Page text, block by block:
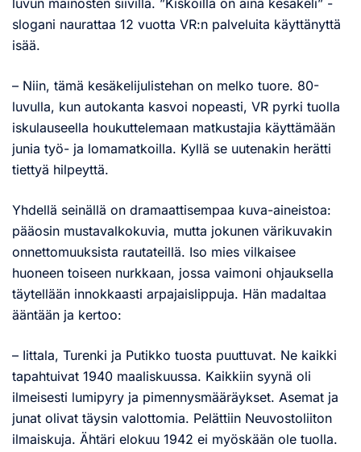
luvun mainosten siivillä. ”Kiskoilla on aina kesäkeli” -
slogani naurattaa 12 vuotta VR:n palveluita käyttänyttä
isää.
– Niin, tämä kesäkelijulistehan on melko tuore. 80-
luvulla, kun autokanta kasvoi nopeasti, VR pyrki tuolla
iskulauseella houkuttelemaan matkustajia käyttämään
junia työ- ja lomamatkoilla. Kyllä se uutenakin herätti
tiettyä hilpeyttä.
Yhdellä seinällä on dramaattisempaa kuva-aineistoa:
pääosin mustavalkokuvia, mutta jokunen värikuvakin
onnettomuuksista rautateillä. Iso mies vilkaisee
huoneen toiseen nurkkaan, jossa vaimoni ohjauksella
täytellään innokkaasti arpajaislippuja. Hän madaltaa
ääntään ja kertoo:
– Iittala, Turenki ja Putikko tuosta puuttuvat. Ne kaikki
tapahtuivat 1940 maaliskuussa. Kaikkiin syynä oli
ilmeisesti lumipyry ja pimennysmääräykset. Asemat ja
junat olivat täysin valottomia. Pelättiin Neuvostoliiton
ilmaiskuja. Ähtäri elokuu 1942 ei myöskään ole tuolla.